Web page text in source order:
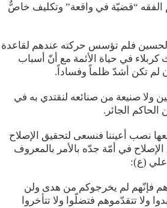
الفقه “قضيّة في واقعة” وتكليف خاصٌّ
الحسين فلم تؤسس حركته عندهم لقاعدة
في حياة الأئمة مع أنّ أسباب
لم تكن أشدّ ظلماً وفساداً.
ولا صنيعة من صنائعه لنقتدي به في
الجائر.
نصب أعيننا فنسعى لتحقيق الإصلاح
في أمّة جدّه بالأمر بالمعروف
علي (ع):
فإنّهم لم يخرجوكم من هدى ولن
ولا تتقدّموهم فتضلّوا ولا تتأخروا